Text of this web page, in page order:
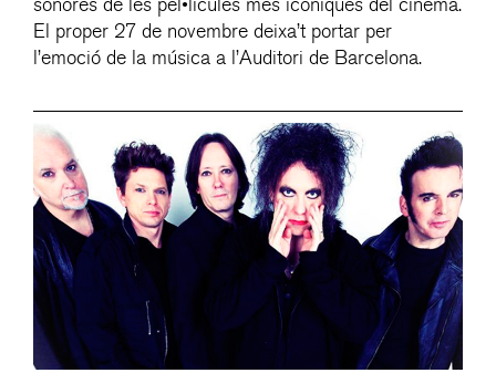
sonores de les pel•lícules més icòniques del cinema.
El proper 27 de novembre deixa’t portar per
l’emoció de la música a l’Auditori de Barcelona.